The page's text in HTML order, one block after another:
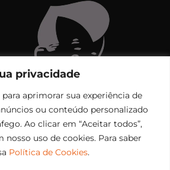
privacidade
aprimorar sua experiência de
ou conteúdo personalizado
Ao clicar em “Aceitar todos”,
uso de cookies. Para saber
Política de Cookies.